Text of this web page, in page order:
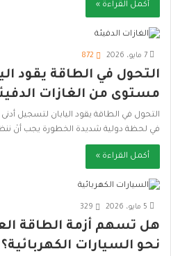
أكمل القراءة »
7 مايو، 2026 872
التحول في الطاقة يقود
مستوى من الغازات
التحول في الطاقة يقود اليابان لتسجيل
في لحظة دولية شديدة الخطورة يجب أنْ
أكمل القراءة »
5 مايو، 2026 329
هل تسهم أزمة الطاقة
نحو السيارات الكهربائية؟